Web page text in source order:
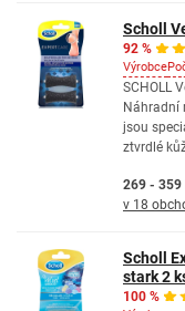
Scholl
92 %
Výrobce
SCHOLL
Náhradní
jsou
ztvrdlé
269 - 359
v 18
Scholl
stark 2
100 %